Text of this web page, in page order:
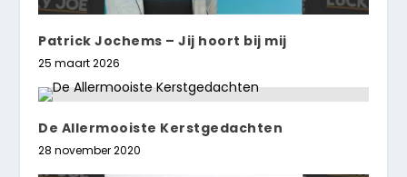
Patrick Jochems – Jij hoort bij mij
25 maart 2026
De Allermooiste Kerstgedachten
28 november 2020